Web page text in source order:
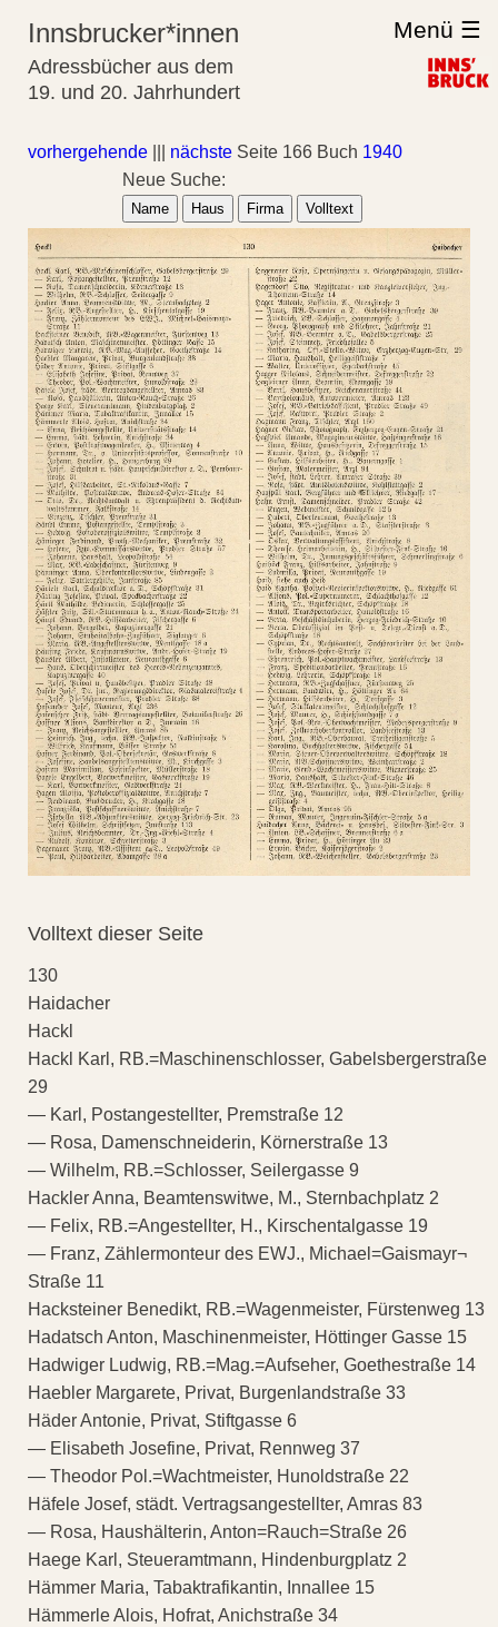
Innsbrucker*innen
Adressbücher aus dem
19. und 20. Jahrhundert
Menü ☰
vorhergehende nächste Seite 166 Buch 1940
Neue Suche:
Name Haus Firma Volltext
Volltext dieser Seite
130
Haidacher
Hackl
Hackl Karl, RB.=Maschinenschlosser, Gabelsbergerstraße
29
— Karl, Postangestellter, Premstraße 12
— Rosa, Damenschneiderin, Körnerstraße 13
— Wilhelm, RB.=Schlosser, Seilergasse 9
Hackler Anna, Beamtenswitwe, M., Sternbachplatz 2
— Felix, RB.=Angestellter, H., Kirschentalgasse 19
— Franz, Zählermonteur des EWJ., Michael=Gaismayr¬
Straße 11
Hacksteiner Benedikt, RB.=Wagenmeister, Fürstenweg 13
Hadatsch Anton, Maschinenmeister, Höttinger Gasse 15
Hadwiger Ludwig, RB.=Mag.=Aufseher, Goethestraße 14
Haebler Margarete, Privat, Burgenlandstraße 33
Häder Antonie, Privat, Stiftgasse 6
— Elisabeth Josefine, Privat, Rennweg 37
— Theodor Pol.=Wachtmeister, Hunoldstraße 22
Häfele Josef, städt. Vertragsangestellter, Amras 83
— Rosa, Haushälterin, Anton=Rauch=Straße 26
Haege Karl, Steueramtmann, Hindenburgplatz 2
Hämmer Maria, Tabaktrafikantin, Innallee 15
Hämmerle Alois, Hofrat, Anichstraße 34